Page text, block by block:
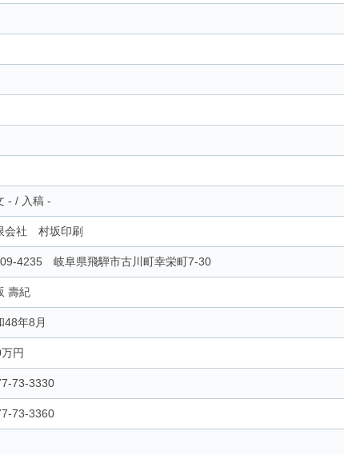
- / 入稿 -
会社 村坂印刷
4235 岐阜県飛騨市古川町幸栄町7-30
壽紀
48年8月
円
73-3330
73-3360